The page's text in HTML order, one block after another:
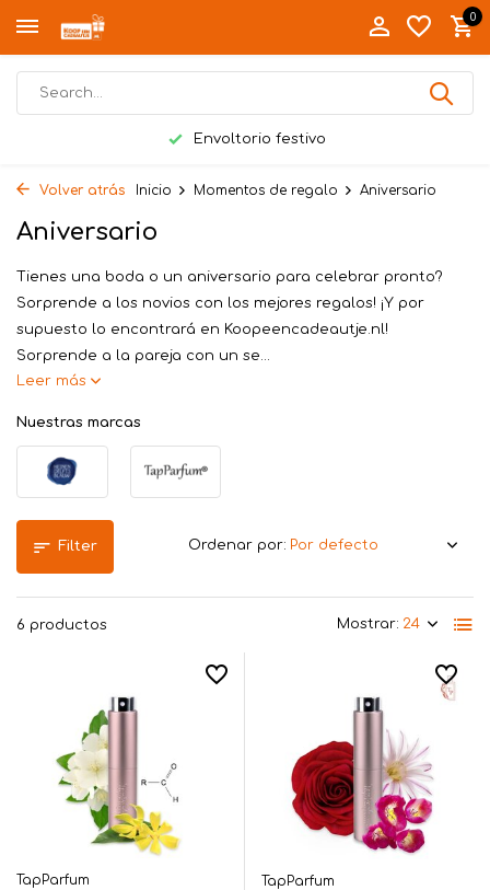
0
Entrega en mano en Twente
Volver atrás Inicio Momentos de regalo Aniversario
Aniversario
Tienes una boda o un aniversario para celebrar pronto?
Sorprende a los novios con los mejores regalos! ¡Y por
supuesto lo encontrará en Koopeencadeautje.nl!
Sorprende a la pareja con un se...
Leer más
Nuestras marcas
Filter
6 productos Mostrar:
Ordenar por:
TapParfum
TapParfum